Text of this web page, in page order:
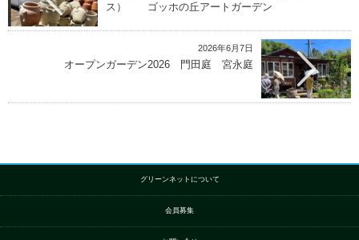
ス） ゴッホの丘アートガーデン
2026年6月7日
オープンガーデン2026 門田庭 宮永庭
グリーンネットについて
会員募集